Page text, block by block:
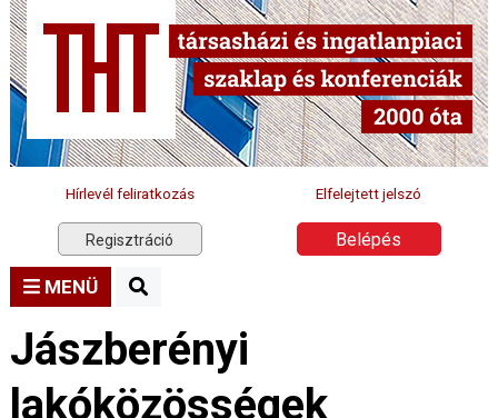
Hírlevél feliratkozás Elfelejtett jelszó
Regisztráció Belépés
MENÜ
Jászberényi
lakóközösségek